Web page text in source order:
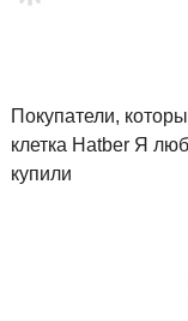
Покупатели,
клетка Hatber Я
купили